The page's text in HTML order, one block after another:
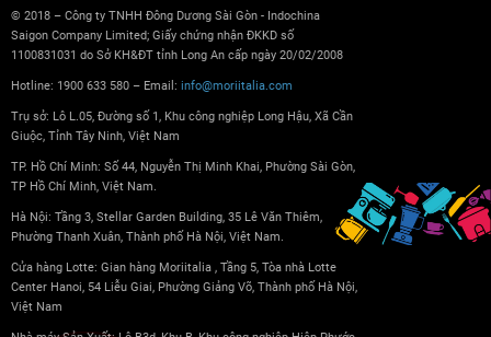
© 2018 – Công ty TNHH Đông Dương Sài Gòn - Indochina
Saigon Company Limited; Giấy chứng nhận ĐKKD số
1100831031 do Sở KH&ĐT tỉnh Long An cấp ngày 20/02/2008
Hotline: 1900 633 580 – Email: info@moriitalia.com
Trụ sở: Lô L.05, Đường số 1, Khu công nghiệp Long Hậu, Xã Cần
Giuộc, Tỉnh Tây Ninh, Việt Nam
TP. Hồ Chí Minh: Số 44, Nguyễn Thị Minh Khai, Phường Sài Gòn,
TP Hồ Chí Minh, Việt Nam.
Hà Nội: Tầng 3, Stellar Garden Building, 35 Lê Văn Thiêm,
Phường Thanh Xuân, Thành phố Hà Nội, Việt Nam.
Cửa hàng Lotte: Gian hàng Moriitalia , Tầng 5, Tòa nhà Lotte
Center Hanoi, 54 Liễu Giai, Phường Giảng Võ, Thành phố Hà Nội,
Việt Nam